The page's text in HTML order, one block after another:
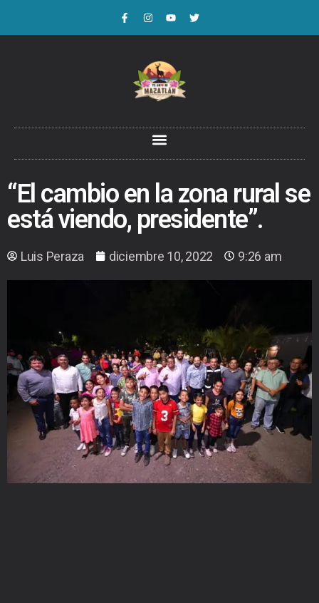
“El cambio en la zona rural se
está viendo, presidente”.
Luis Peraza diciembre 10, 2022 9:26 am